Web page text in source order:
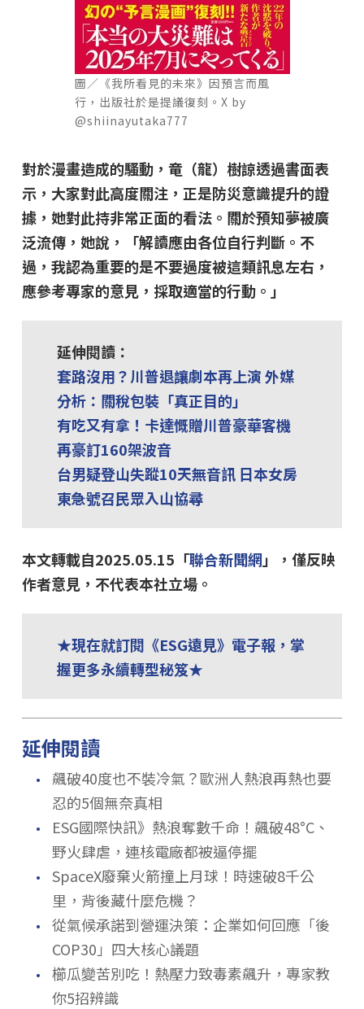
圖／《我所看見的未來》因預言而風
行，出版社於是提議復刻。X by
@shiinayutaka777
對於漫畫造成的騷動，竜（龍）樹諒透過書面表
示，大家對此高度關注，正是防災意識提升的證
據，她對此持非常正面的看法。關於預知夢被廣
泛流傳，她說，「解讀應由各位自行判斷。不
過，我認為重要的是不要過度被這類訊息左右，
應參考專家的意見，採取適當的行動。」
延伸閱讀：
套路沒用？川普退讓劇本再上演 外媒
分析：關稅包裝「真正目的」
有吃又有拿！卡達慨贈川普豪華客機
再豪訂160架波音
台男疑登山失蹤10天無音訊 日本女房
東急號召民眾入山協尋
本文轉載自2025.05.15「聯合新聞網」，僅反映
作者意見，不代表本社立場。
★現在就訂閱《ESG遠見》電子報，掌
握更多永續轉型秘笈★
延伸閱讀
．
飆破40度也不裝冷氣？歐洲人熱浪再熱也要
忍的5個無奈真相
．
ESG國際快訊》熱浪奪數千命！飆破48°C、
野火肆虐，連核電廠都被逼停擺
． SpaceX廢棄火箭撞上月球！時速破8千公
里，背後藏什麼危機？
． 從氣候承諾到營運決策：企業如何回應「後
COP30」四大核心議題
． 櫛瓜變苦別吃！熱壓力致毒素飆升，專家教
你5招辨識